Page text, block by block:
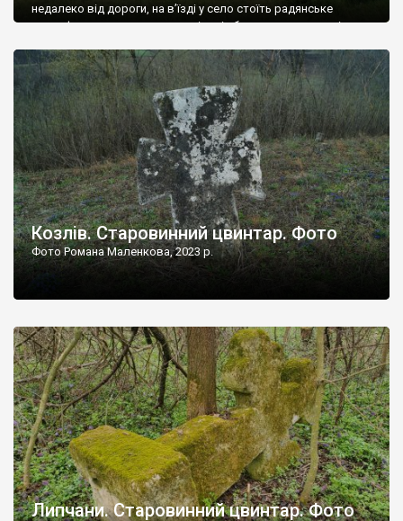
недалеко від дороги, на в’їзді у село стоїть радянське
рельєфне пано, яке показує жінку і яблуню, а трохи далі, десь
не видно, але видно дві стареньких колії у траві – […]
Козлів. Старовинний цвинтар. Фото
Фото Романа Маленкова, 2023 р.
Липчани. Старовинний цвинтар. Фото